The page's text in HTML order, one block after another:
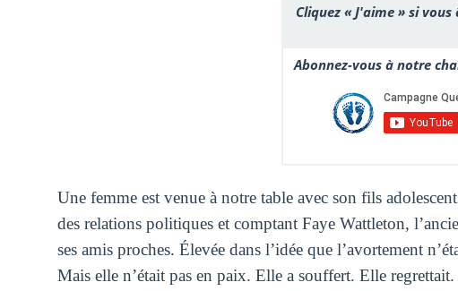
Cliquez « J'aime » si vous
Abonnez-vous à notre
Une femme est venue à notre table avec son fils
des relations politiques et comptant Faye Wattleton,
ses amis proches. Élevée dans l’idée que l’avortement
Mais elle n’était pas en paix. Elle a souffert. Elle